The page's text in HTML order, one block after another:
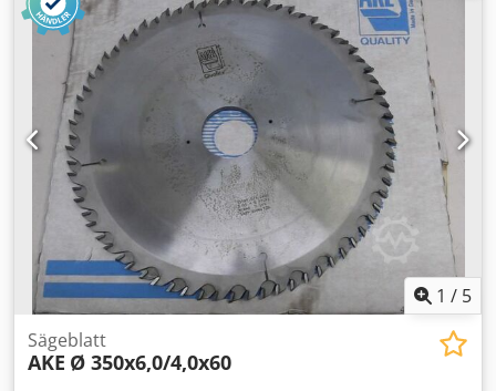
1 / 5
Sägeblatt
AKE Ø 350x6,0/4,0x60